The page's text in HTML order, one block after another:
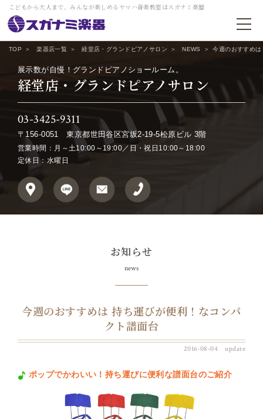
こどもから大人まで、みんなが楽しめるヤマハ音楽教室はスガナミ楽器
TOP 楽器店一覧 経堂店・グランドピアノサロン NEWS 今週のおすすめ
展示数が自慢！グランドピアノショールーム。
経堂店・グランドピアノサロン
03-3425-9311
〒156-0051東京都世田谷区宮坂2-19-5松原ビル 3階
営業時間：月～土10:00～19:00／日・祝日10:00～18:00
定休日：水曜日
お知らせ
news
今週のおすすめは 持ち運びが便利！なコンパ
クト譜面台
2016-08-04 update
ポップでかわいい！持ち運びに便利な譜面台のご紹介